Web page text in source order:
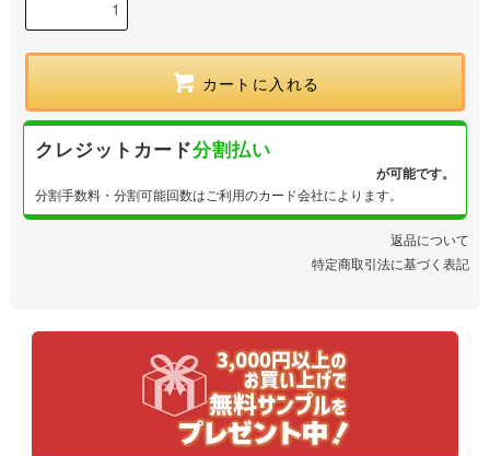
カートに入れる
クレジットカード分割払い
が可能です。
分割手数料・分割可能回数はご利用のカード会社によります。
返品について
特定商取引法に基づく表記